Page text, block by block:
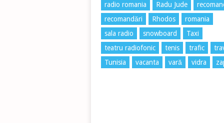
radio romania
Radu Jude
recomandări
Rhodos
romania
sala radio
snowboard
Taxi
teatru radiofonic
tenis trafic
Tunisia
vacanta vară vidra